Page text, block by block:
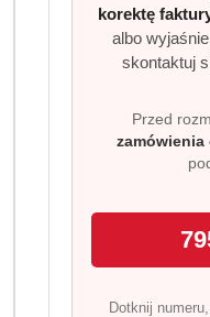
korektę
albo
skontaktuj
Przed
zamówienia
Dotknij